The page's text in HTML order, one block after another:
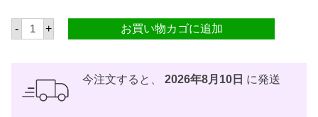
- 鶏
の
じ
+ お買い物カゴに追加
今注文すると、 2026年8月10日 に発送